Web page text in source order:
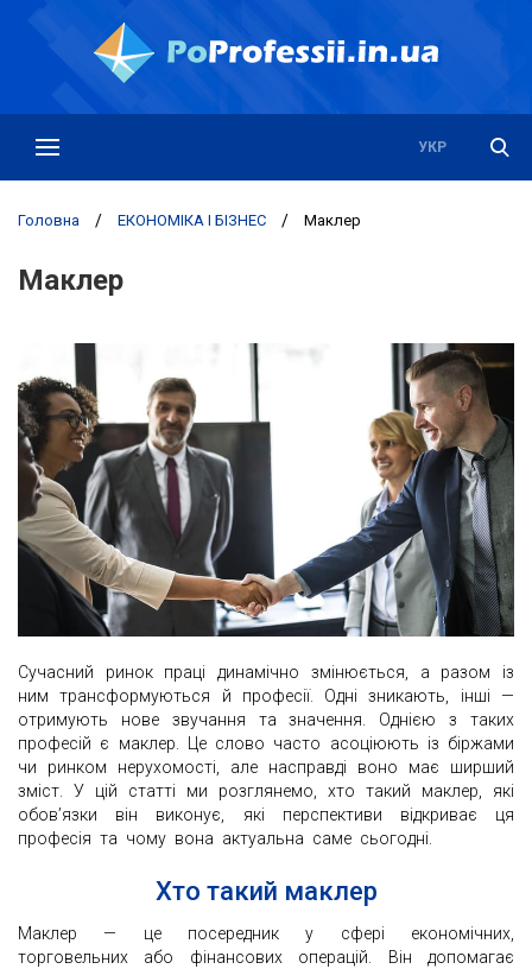
РУС
УКР
Головна / ЕКОНОМІКА І БІЗНЕС / Маклер
Маклер
Сучасний ринок праці динамічно змінюється, а разом із
ним трансформуються й професії. Одні зникають, інші —
отримують нове звучання та значення. Однією з таких
професій є маклер. Це слово часто асоціюють із біржами
чи ринком нерухомості, але насправді воно має ширший
зміст. У цій статті ми розглянемо, хто такий маклер, які
обов’язки він виконує, які перспективи відкриває ця
професія та чому вона актуальна саме сьогодні.
Хто такий маклер
Маклер — це посередник у сфері економічних,
торговельних або фінансових операцій. Він допомагає